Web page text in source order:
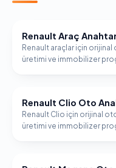
RENAULT
Renault Araç
Renault araçlar için
üretimi ve immobilizer
RENAULT
Renault Clio Oto
Renault Clio için orijinal
üretimi ve immobilizer